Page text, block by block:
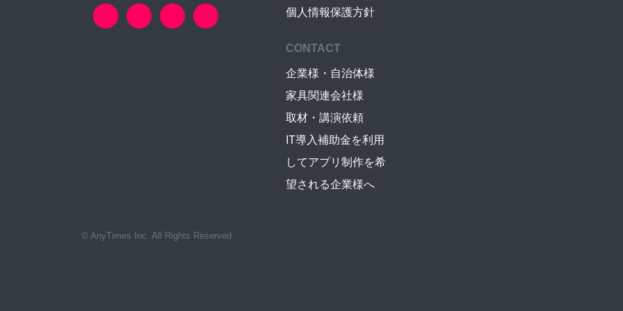
個人情報保護方針
CONTACT
企業様・自治体様
家具関連会社様
取材・講演依頼
IT導入補助金を利用
してアプリ制作を希
望される企業様へ
© AnyTimes Inc. All Rights Reserved